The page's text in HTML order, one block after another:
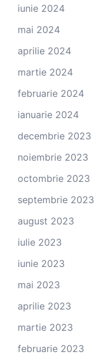
iunie 2024
mai 2024
aprilie 2024
martie 2024
februarie 2024
ianuarie 2024
decembrie 2023
noiembrie 2023
octombrie 2023
septembrie 2023
august 2023
iulie 2023
iunie 2023
mai 2023
aprilie 2023
martie 2023
februarie 2023